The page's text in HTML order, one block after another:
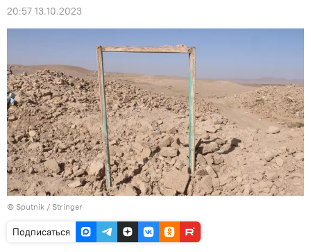
20:57 13.10.2023
© Sputnik / Stringer
Подписаться